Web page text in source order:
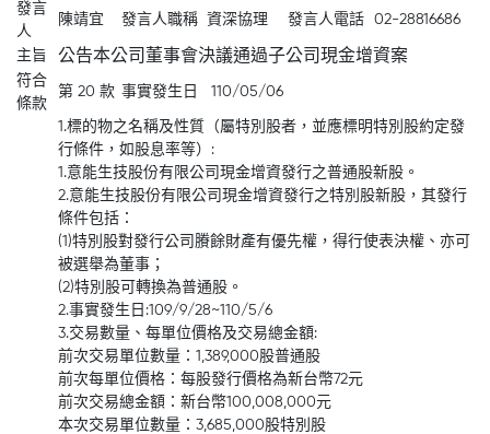
發言
人
陳靖宜 發言人職稱 資深協理 發言人電話 02-28816686
主旨 公告本公司董事會決議通過子公司現金增資案
符合
條款
第 20 款 事實發生日 110/05/06
1.標的物之名稱及性質（屬特別股者，並應標明特別股約定發
行條件，如股息率等）:
1.意能生技股份有限公司現金增資發行之普通股新股。
2.意能生技股份有限公司現金增資發行之特別股新股，其發行
條件包括：
(1)特別股對發行公司賸餘財產有優先權，得行使表決權、亦可
被選舉為董事；
(2)特別股可轉換為普通股。
2.事實發生日:109/9/28~110/5/6
3.交易數量、每單位價格及交易總金額:
前次交易單位數量：1,389,000股普通股
前次每單位價格：每股發行價格為新台幣72元
前次交易總金額：新台幣100,008,000元
本次交易單位數量：3,685,000股特別股